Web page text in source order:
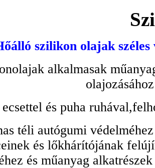
szilikon olajak
alkalmasak
és puha
téli autógumi
és lőkhárítójának
és műanyag